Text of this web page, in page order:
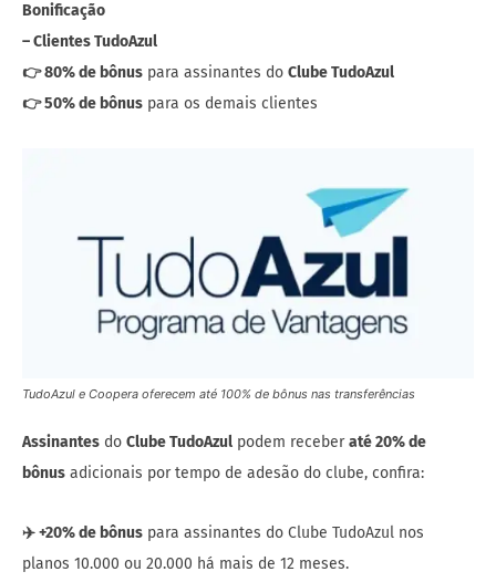
Bonificação
– Clientes TudoAzul
👉 80% de bônus para assinantes do Clube TudoAzul
👉 50% de bônus para os demais clientes
TudoAzul e Coopera oferecem até 100% de bônus nas transferências
Assinantes do Clube TudoAzul podem receberaté 20% de
bônus adicionais por tempo de adesão do clube, confira:
✈️+20% de bônus para assinantes do Clube TudoAzul nos
planos 10.000 ou 20.000 há mais de 12 meses.